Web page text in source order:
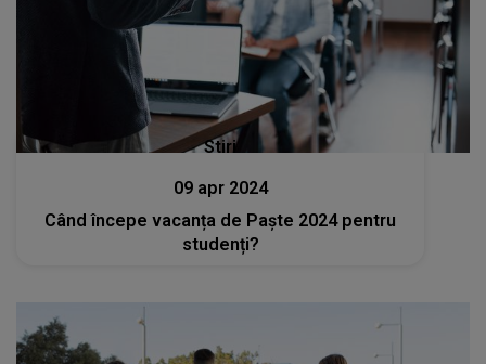
Stiri
09 apr 2024
Când începe vacanța de Paște 2024 pentru
studenți?